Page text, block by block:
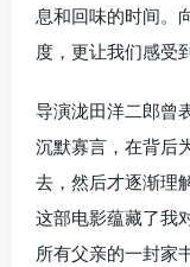
息和回味的时间。
度，更让我们感受
导演泷田洋二郎曾
沉默寡言，在背后
去，然后才逐渐理
这部电影蕴藏了我
所有父亲的一封家